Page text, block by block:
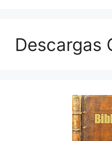
Descargas